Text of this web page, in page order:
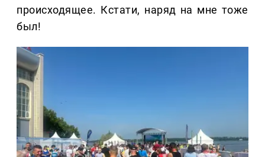
происходящее. Кстати, наряд на мне тоже
был!